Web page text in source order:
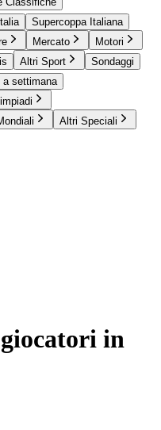
Supercoppa Italiana
Mercato
Motori
Altri Sport
Sondaggi
a settimana
Altri Speciali
giocatori in